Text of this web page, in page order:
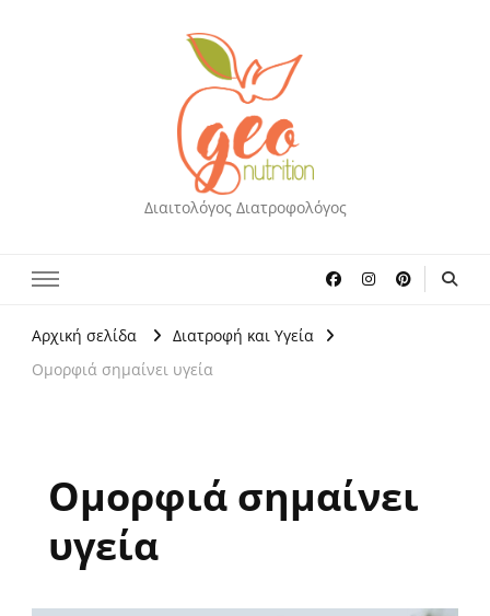
Διαιτολόγος Διατροφολόγος
Αρχική σελίδα
Διατροφή και Υγεία
Ομορφιά σημαίνει υγεία
Ομορφιά σημαίνει
υγεία